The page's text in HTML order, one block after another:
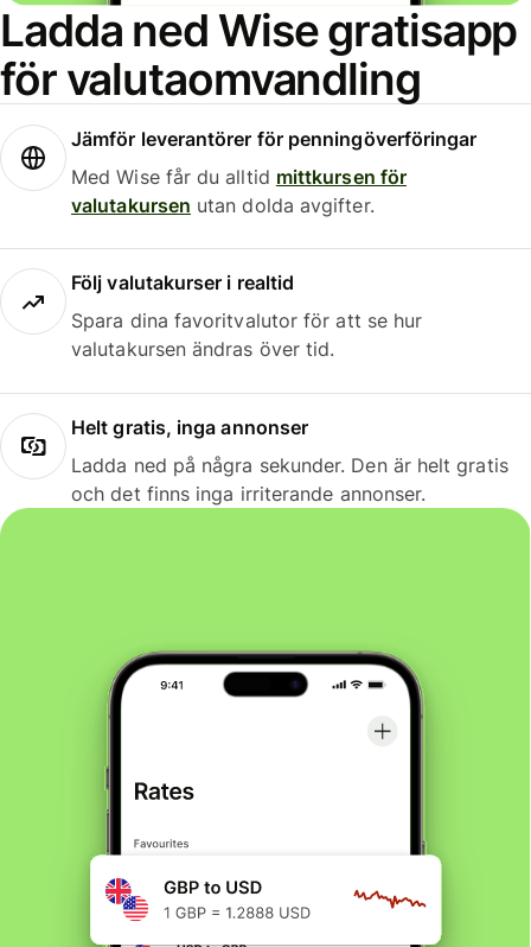
Ladda ned Wise gratisapp
för valutaomvandling
Jämför leverantörer för penningöverföringar
Med Wise får du alltid mittkursen för
valutakursen utan dolda avgifter.
Följ valutakurser i realtid
Spara dina favoritvalutor för att se hur
valutakursen ändras över tid.
Helt gratis, inga annonser
Ladda ned på några sekunder. Den är helt gratis
och det finns inga irriterande annonser.